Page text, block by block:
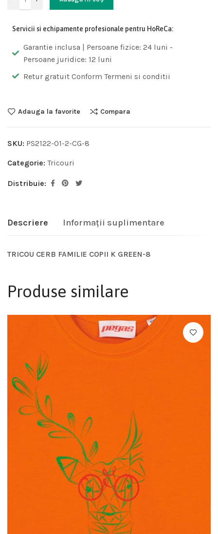
Servicii si echipamente profesionale pentru HoReCa:
Garantie inclusa | Persoane fizice: 24 luni -
Persoane juridice: 12 luni
Retur gratuit Conform Termeni si conditii
Adauga la favorite Compara
SKU: PS2122-01-2-CG-8
Categorie: Tricouri
Distribuie:
Descriere Informații suplimentare
TRICOU CERB FAMILIE COPII K GREEN-8
Produse similare